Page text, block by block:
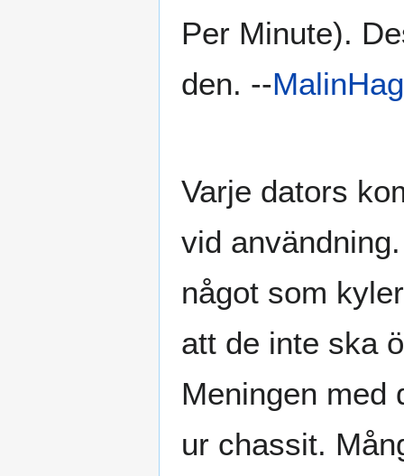
Per Minute).
den. --
Varje dators
vid
något som
att de inte ska
Meningen med
ur chassit.